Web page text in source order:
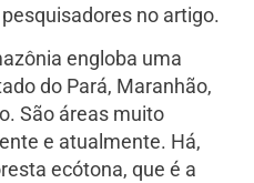
no artigo.
engloba uma
do Pará, Maranhão,
São áreas muito
e atualmente. Há,
ecótona, que é a